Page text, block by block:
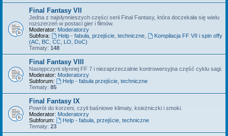
Final Fantasy VII
Jedna z najsłynnieszych części serii Final Fantasy, która doczekała się wielu
rozszerzeń w postaci gier i filmów.
Moderator: Moderatorzy
Subfora:
Help - fabuła, przejście, techniczne,
Kompilacja FF VII i spin offy
(AC, BC, CC, LO, DoC)
Tematy: 148
Final Fantasy VIII
Następczyni słynnej FF 7 i niezaprzeczalnie kontrowersyjna część cyklu sagi.
Moderator: Moderatorzy
Subforum:
Help - fabuła przejście, techniczne
Tematy: 85
Final Fantasy IX
Powrót do korzeni, czyli baśniowe klimaty, ksieżniczki i smoki.
Moderator: Moderatorzy
Subforum:
Help - fabuła, przejście, techniczne
Tematy: 23